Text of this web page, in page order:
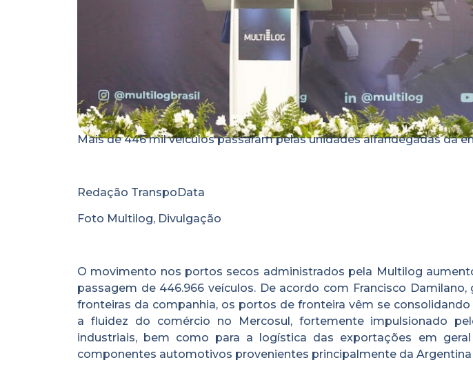
Mais de 446 mil veículos passaram pelas unidades alfandegadas da
Redação TranspoData
Foto Multilog, Divulgação
O movimento nos portos secos administrados pela Multilog
passagem de 446.966 veículos. De acordo com Francisco
fronteiras da companhia, os portos de fronteira vêm se
a fluidez do comércio no Mercosul, fortemente impulsionado
industriais, bem como para a logística das exportações em
componentes automotivos provenientes principalmente da Argentina